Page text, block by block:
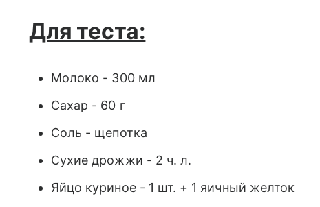
Для теста:
Молоко - 300 мл
Сахар - 60 г
Соль - щепотка
Сухие дрожжи - 2 ч. л.
Яйцо куриное - 1 шт. + 1 яичный желток